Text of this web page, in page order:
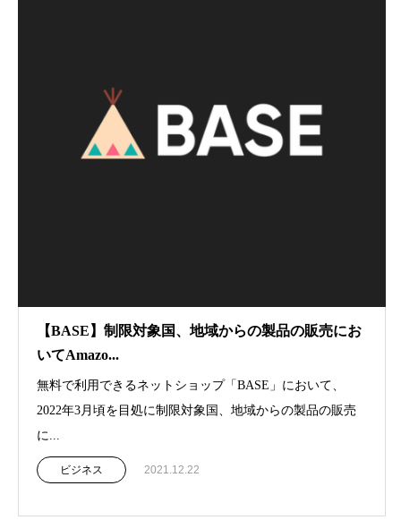
【BASE】制限対象国、地域からの製品の販売にお
いてAmazo...
無料で利用できるネットショップ「BASE」において、
2022年3月頃を目処に制限対象国、地域からの製品の販売
に...
ビジネス 2021.12.22